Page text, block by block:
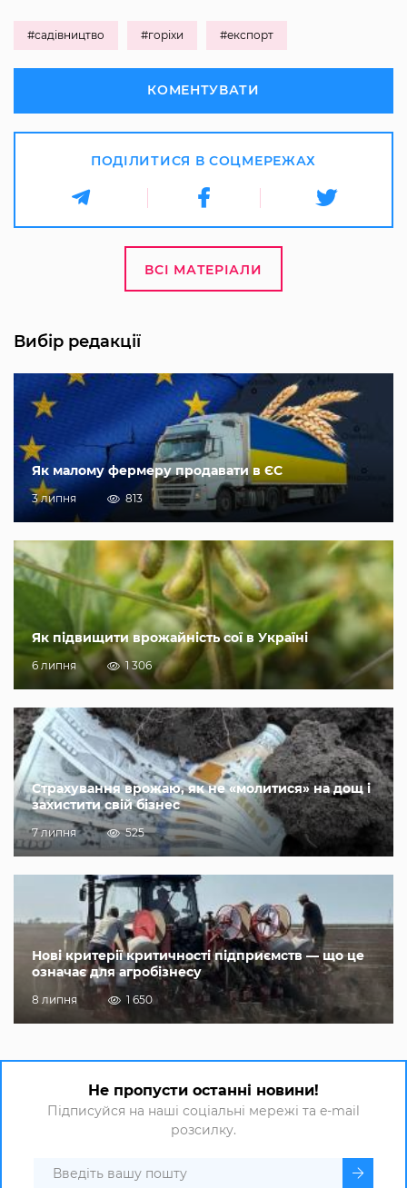
#садівництво #горіхи #експорт
КОМЕНТУВАТИ
ПОДІЛИТИСЯ В СОЦМЕРЕЖАХ
ВСІ МАТЕРІАЛИ
Вибір редакції
Як малому фермеру продавати в ЄС
3 липня 813
Як підвищити врожайність сої в Україні
6 липня 1 306
Страхування врожаю, як не «молитися» на дощ і
захистити свій бізнес
7 липня 525
Нові критерії критичності підприємств — що це
означає для агробізнесу
8 липня 1 650
Не пропусти останні новини!
Підписуйся на наші соціальні мережі та e-mail
розсилку.